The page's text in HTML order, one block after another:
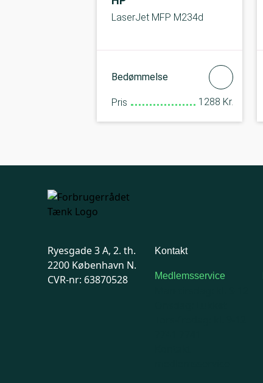
LaserJet MFP M234d
Bedømmelse
Pris 1288 Kr.
Ryesgade 3 A, 2. th.
2200 København N.
CVR-nr: 63870528
Kontakt
Medlemsservice